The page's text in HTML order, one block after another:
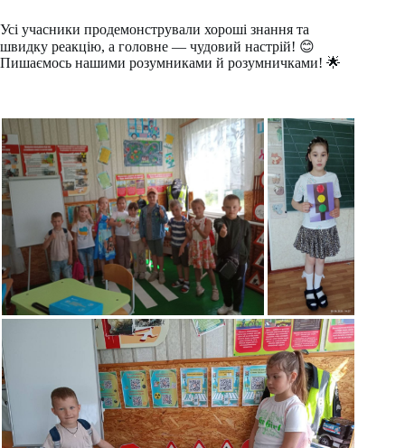
Усі учасники продемонстрували хороші знання та
швидку реакцію, а головне — чудовий настрій! 😊
Пишаємось нашими розумниками й розумничками! 🌟